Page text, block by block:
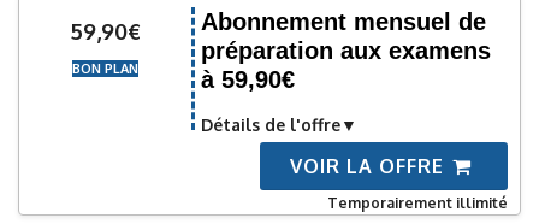
59,90€
BON PLAN
Abonnement mensuel de
préparation aux examens
à 59,90€
Détails de l'offre
VOIR LA OFFRE
Temporairement illimité